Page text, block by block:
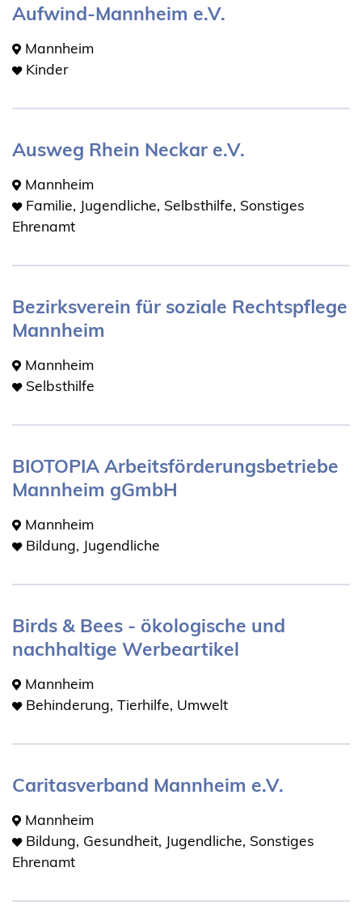
Aufwind-Mannheim e.V.
Mannheim
Kinder
Ausweg Rhein Neckar e.V.
Mannheim
Familie, Jugendliche, Selbsthilfe, Sonstiges
Ehrenamt
Bezirksverein für soziale Rechtspflege
Mannheim
Mannheim
Selbsthilfe
BIOTOPIA Arbeitsförderungsbetriebe
Mannheim gGmbH
Mannheim
Bildung, Jugendliche
Birds & Bees - ökologische und
nachhaltige Werbeartikel
Mannheim
Behinderung, Tierhilfe, Umwelt
Caritasverband Mannheim e.V.
Mannheim
Bildung, Gesundheit, Jugendliche, Sonstiges
Ehrenamt